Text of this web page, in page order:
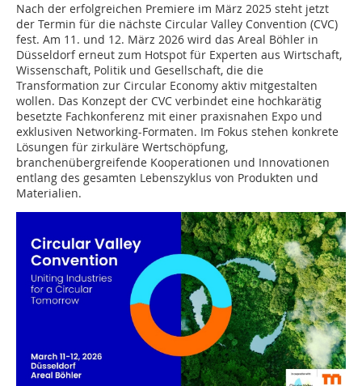
Nach der erfolgreichen Premiere im März 2025 steht jetzt
der Termin für die nächste Circular Valley Convention (CVC)
fest. Am 11. und 12. März 2026 wird das Areal Böhler in
Düsseldorf erneut zum Hotspot für Experten aus Wirtschaft,
Wissenschaft, Politik und Gesellschaft, die die
Transformation zur Circular Economy aktiv mitgestalten
wollen. Das Konzept der CVC verbindet eine hochkarätig
besetzte Fachkonferenz mit einer praxisnahen Expo und
exklusiven Networking-Formaten. Im Fokus stehen konkrete
Lösungen für zirkuläre Wertschöpfung,
branchenübergreifende Kooperationen und Innovationen
entlang des gesamten Lebenszyklus von Produkten und
Materialien.